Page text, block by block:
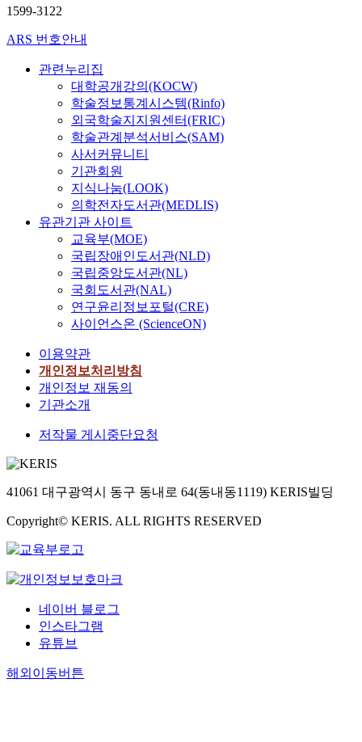
1599-3122
ARS 번호안내
관련누리집
대학공개강의(KOCW)
학술정보통계시스템(Rinfo)
외국학술지지원센터(FRIC)
학술관계분석서비스(SAM)
사서커뮤니티
기관회원
지식나눔(LOOK)
의학전자도서관(MEDLIS)
유관기관 사이트
교육부(MOE)
국립장애인도서관(NLD)
국립중앙도서관(NL)
국회도서관(NAL)
연구윤리정보포털(CRE)
사이언스온 (ScienceON)
이용약관
개인정보처리방침
개인정보 재동의
기관소개
저작물 게시중단요청
41061 대구광역시 동구 동내로 64(동내동1119) KERIS빌딩
Copyright© KERIS. ALL RIGHTS RESERVED
네이버 블로그
인스타그램
유튜브
해외이동버튼